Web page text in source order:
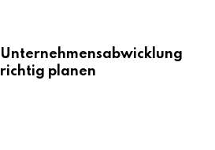
Unternehmensabwicklung
richtig planen